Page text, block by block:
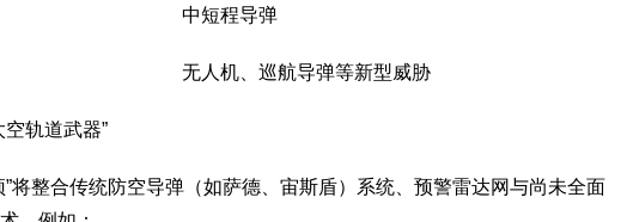
中短程导弹
无人机、巡航导弹等新型威胁
空轨道武器”
”将整合传统防空导弹（如萨德、宙斯盾）系统、预警雷达网与尚未全面